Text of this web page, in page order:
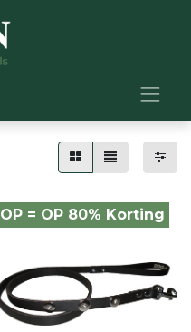
OP = OP 80% Korting